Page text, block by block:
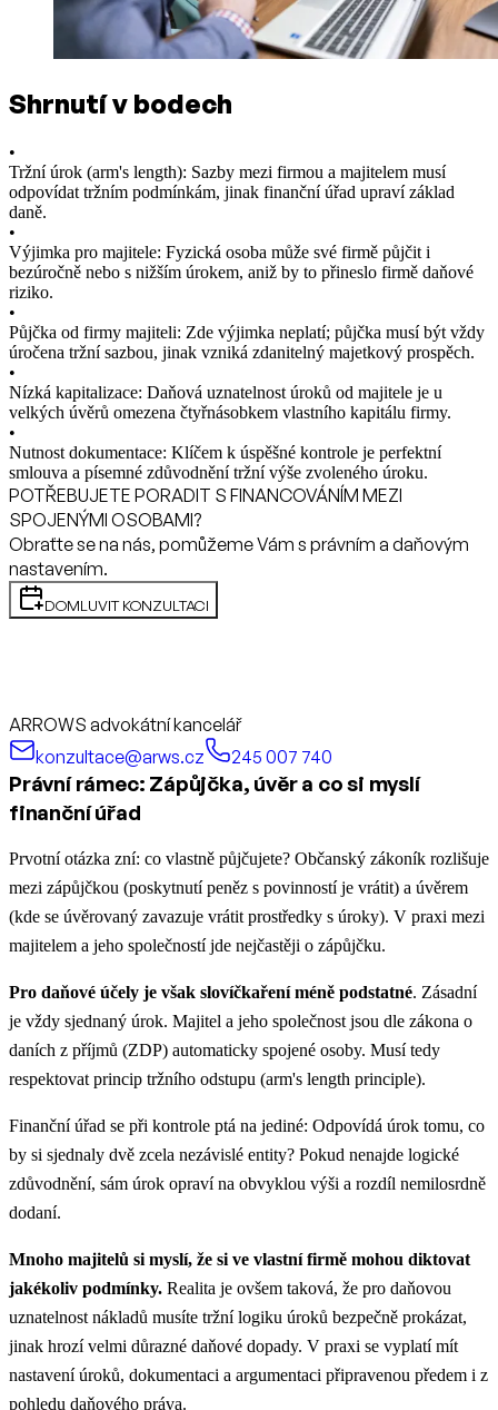
Shrnutí v bodech
•
Tržní úrok (arm's length): Sazby mezi firmou a majitelem musí
odpovídat tržním podmínkám, jinak finanční úřad upraví základ
daně.
•
Výjimka pro majitele: Fyzická osoba může své firmě půjčit i
bezúročně nebo s nižším úrokem, aniž by to přineslo firmě daňové
riziko.
•
Půjčka od firmy majiteli: Zde výjimka neplatí; půjčka musí být vždy
úročena tržní sazbou, jinak vzniká zdanitelný majetkový prospěch.
•
Nízká kapitalizace: Daňová uznatelnost úroků od majitele je u
velkých úvěrů omezena čtyřnásobkem vlastního kapitálu firmy.
•
Nutnost dokumentace: Klíčem k úspěšné kontrole je perfektní
smlouva a písemné zdůvodnění tržní výše zvoleného úroku.
POTŘEBUJETE PORADIT S FINANCOVÁNÍM MEZI
SPOJENÝMI OSOBAMI?
Obraťte se na nás, pomůžeme Vám s právním a daňovým
nastavením.
DOMLUVIT KONZULTACI
ARROWS advokátní kancelář
konzultace@arws.cz
245 007 740
Právní rámec: Zápůjčka, úvěr a co si myslí
finanční úřad
Prvotní otázka zní: co vlastně půjčujete? Občanský zákoník rozlišuje
mezi zápůjčkou (poskytnutí peněz s povinností je vrátit) a úvěrem
(kde se úvěrovaný zavazuje vrátit prostředky s úroky). V praxi mezi
majitelem a jeho společností jde nejčastěji o zápůjčku.
Pro daňové účely je však slovíčkaření méně podstatné. Zásadní
je vždy sjednaný úrok. Majitel a jeho společnost jsou dle zákona o
daních z příjmů (ZDP) automaticky spojené osoby. Musí tedy
respektovat princip tržního odstupu (arm's length principle).
Finanční úřad se při kontrole ptá na jediné: Odpovídá úrok tomu, co
by si sjednaly dvě zcela nezávislé entity? Pokud nenajde logické
zdůvodnění, sám úrok opraví na obvyklou výši a rozdíl nemilosrdně
dodaní.
Mnoho majitelů si myslí, že si ve vlastní firmě mohou diktovat
jakékoliv podmínky. Realita je ovšem taková, že pro daňovou
uznatelnost nákladů musíte tržní logiku úroků bezpečně prokázat,
jinak hrozí velmi důrazné daňové dopady. V praxi se vyplatí mít
nastavení úroků, dokumentaci a argumentaci připravenou předem i z
pohledu daňového práva.